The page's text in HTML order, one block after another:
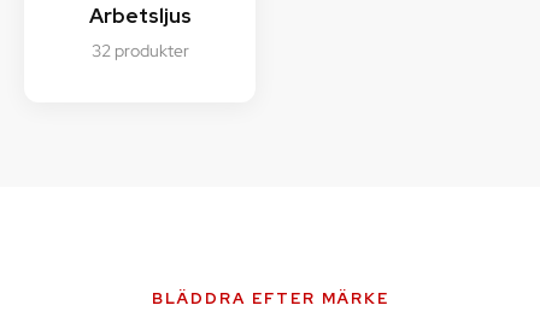
Arbetsljus
32 produkter
BLÄDDRA EFTER MÄRKE